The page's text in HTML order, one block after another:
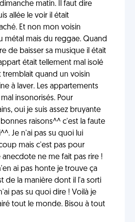
matin. Il faut dire
allée le voir il était
Et non mon voisin
métal mais du reggae. Quand
de baisser sa musique il était
était tellement mal isolé
quand un voisin
à laver. Les appartements
insonorisés. Pour
oui je suis assez bruyante
raisons^^ c'est la faute
Je n'ai pas su quoi lui
mais c'est pas pour
ne me fait pas rire !
ai pas honte je trouve ça
de la manière dont il l'a sorti
pas su quoi dire ! Voilà je
tout le monde. Bisou à tout